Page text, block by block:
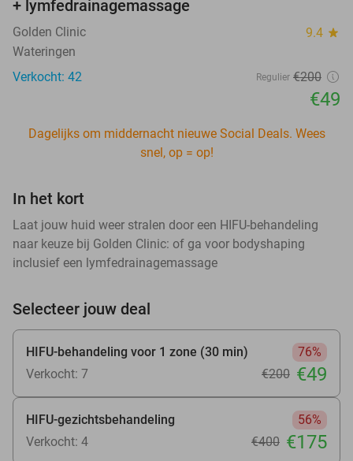
+ lymfedrainagemassage
Golden Clinic 9.4 star
Wateringen
Verkocht: 42
Regulier €200
€49
Dagelijks om middernacht nieuwe Social Deals. Wees
snel, op = op!
In het kort
Laat jouw huid weer stralen door een HIFU-behandeling
naar keuze bij Golden Clinic: of ga voor bodyshaping
inclusief een lymfedrainagemassage
Selecteer jouw deal
HIFU-behandeling voor 1 zone (30 min)
76%
Verkocht: 7
€200 €49
HIFU-gezichtsbehandeling
56%
Verkocht: 4
€400 €175